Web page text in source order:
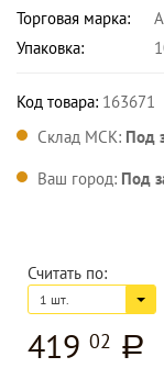
Торговая марка:
Упаковка:
Код товара: 163671
Склад МСК: Под
Ваш город: Под
Считать по:
1 шт.
419 02 a